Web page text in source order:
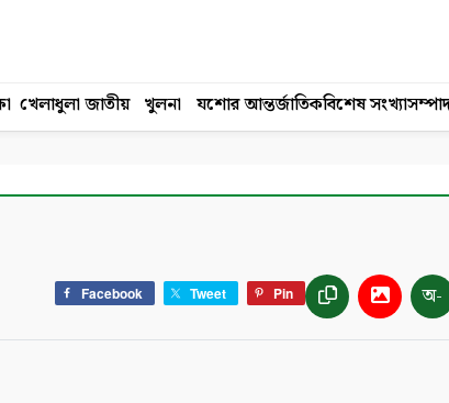
খেলাধুলা জাতীয় খুলনা যশোর আন্তর্জাতিকবিশেষ সংখ্যা
Facebook Tweet Pin অ-